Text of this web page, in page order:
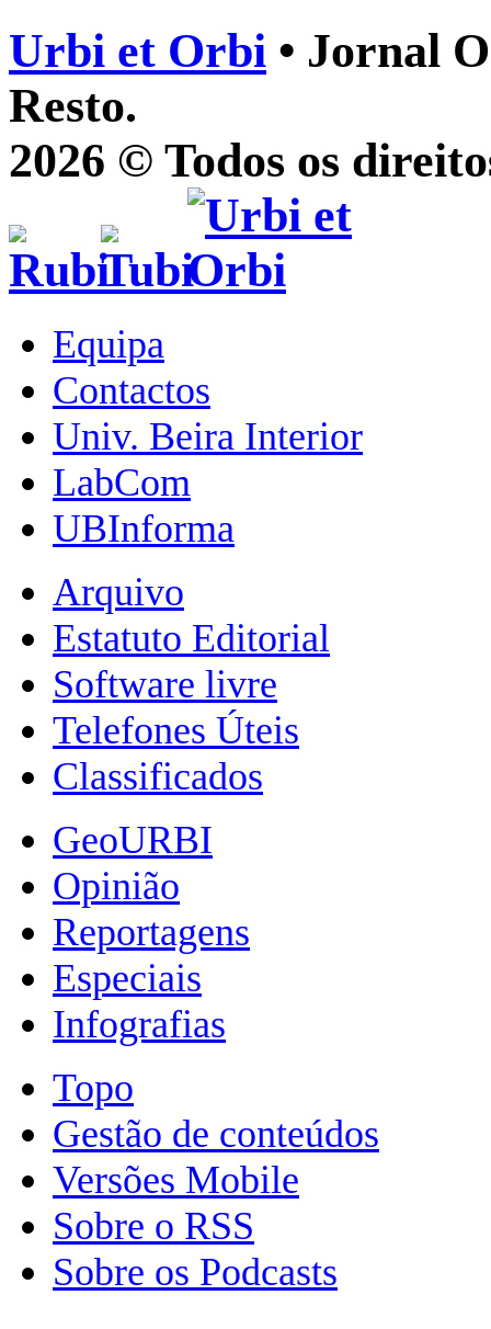
Urbi et Orbi • Jornal
Resto.
2026 © Todos os
Equipa
Contactos
Univ. Beira Interior
LabCom
UBInforma
Arquivo
Estatuto Editorial
Software livre
Telefones Úteis
Classificados
GeoURBI
Opinião
Reportagens
Especiais
Infografias
Topo
Gestão de conteúdos
Versões Mobile
Sobre o RSS
Sobre os Podcasts